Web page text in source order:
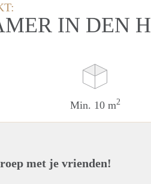
IN DEN
Min. 10 m2
met je vrienden!